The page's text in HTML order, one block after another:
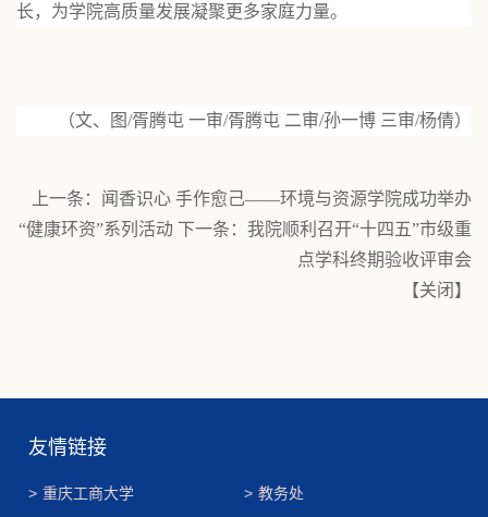
长，为学院高质量发展凝聚更多家庭力量。
（文、图/胥腾屯 一审/胥腾屯 二审/孙一博 三审/杨倩）
上一条： 闻香识心 手作愈己——环境与资源学院成功举办
“健康环资”系列活动 下一条： 我院顺利召开“十四五”市级重
点学科终期验收评审会
【关闭 】
友情链接
> 重庆工商大学 > 教务处